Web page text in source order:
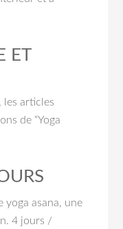
ET
les articles
de “Yoga
yoga asana, une
4 jours /